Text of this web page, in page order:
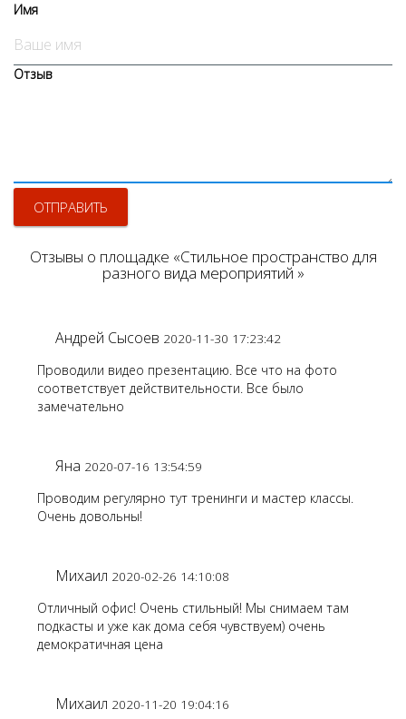
Имя
Отзыв
ОТПРАВИТЬ
Отзывы о площадке «Стильное пространство для
разного вида мероприятий »
Андрей Сысоев 2020-11-30 17:23:42
Проводили видео презентацию. Все что на фото
соответствует действительности. Все было
замечательно
Яна 2020-07-16 13:54:59
Проводим регулярно тут тренинги и мастер классы.
Очень довольны!
Михаил 2020-02-26 14:10:08
Отличный офис! Очень стильный! Мы снимаем там
подкасты и уже как дома себя чувствуем) очень
демократичная цена
Михаил 2020-11-20 19:04:16